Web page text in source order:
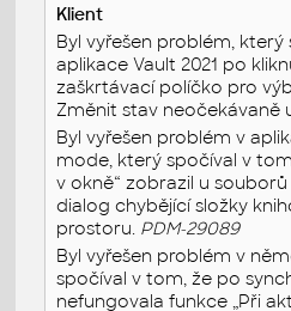
Klient
Byl vyřešen problém,
aplikace Vault 2021 po
zaškrtávací políčko pro
Změnit stav neočekávaně
Byl vyřešen problém v
mode, který spočíval v
v okně“ zobrazil u
dialog chybějící složky
prostoru. PDM-29089
Byl vyřešen problém v
spočíval v tom, že po
nefungovala funkce „Při